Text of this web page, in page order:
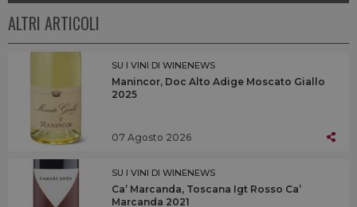
ALTRI ARTICOLI
SU I VINI DI WINENEWS
Manincor, Doc Alto Adige Moscato Giallo
2025
07 Agosto 2026
SU I VINI DI WINENEWS
Ca’ Marcanda, Toscana Igt Rosso Ca’
Marcanda 2021